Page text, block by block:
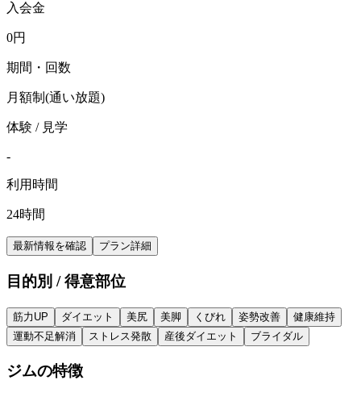
入会金
0円
期間・回数
月額制(通い放題)
体験 / 見学
-
利用時間
24時間
最新情報を確認 プラン詳細
目的別 / 得意部位
筋力UP ダイエット 美尻 美脚 くびれ 姿勢改善
健康維持
運動不足解消
ストレス発散 産後ダイエット ブライダル
ジムの特徴